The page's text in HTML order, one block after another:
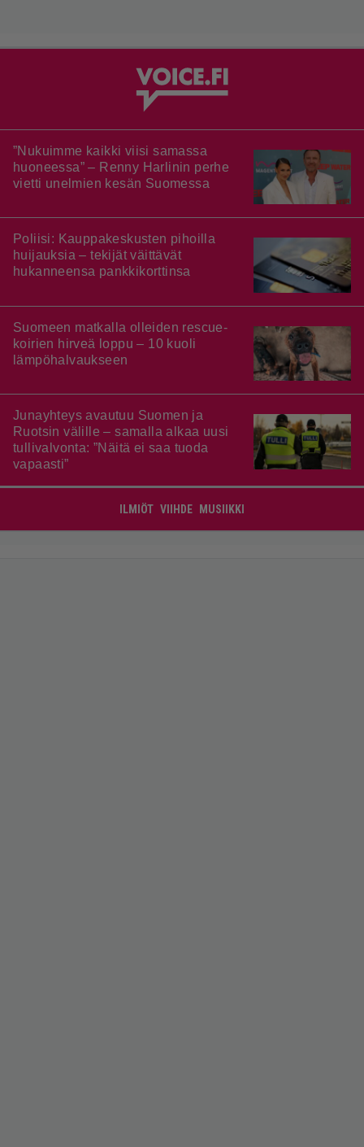
”Nukuimme kaikki viisi samassa
huoneessa” – Renny Harlinin perhe
vietti unelmien kesän Suomessa
Poliisi: Kauppakeskusten pihoilla
huijauksia – tekijät väittävät
hukanneensa pankkikorttinsa
Suomeen matkalla olleiden rescue-
koirien hirveä loppu – 10 kuoli
lämpöhalvaukseen
Junayhteys avautuu Suomen ja
Ruotsin välille – samalla alkaa uusi
tullivalvonta: ”Näitä ei saa tuoda
vapaasti”
ILMIÖT VIIHDE MUSIIKKI